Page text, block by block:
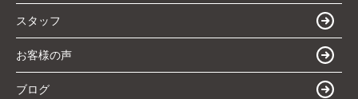
スタッフ
お客様の声
ブログ